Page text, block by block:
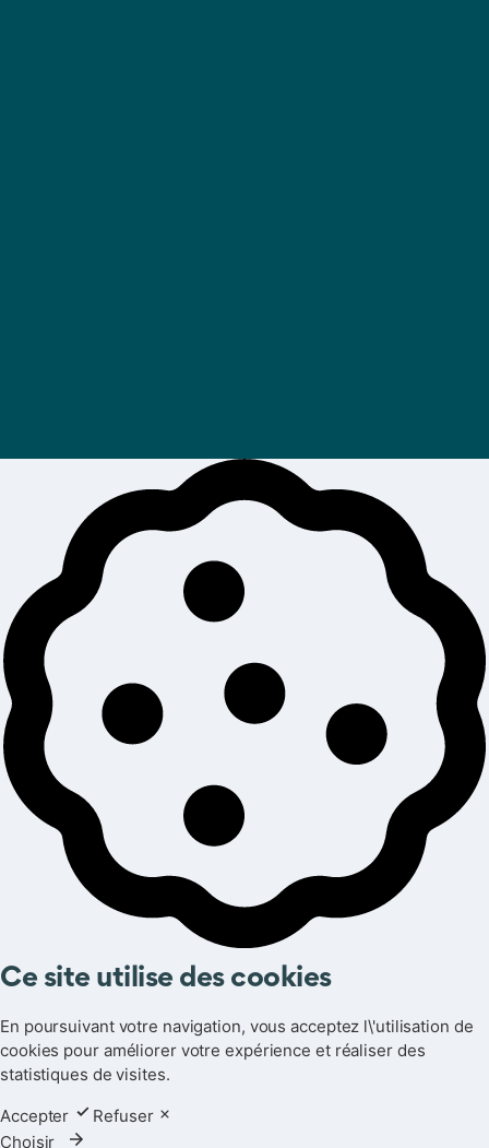
Ce site utilise des cookies
En poursuivant votre navigation, vous acceptez l\'utilisation de
cookies pour améliorer votre expérience et réaliser des
statistiques de visites.
Accepter
Refuser
Choisir